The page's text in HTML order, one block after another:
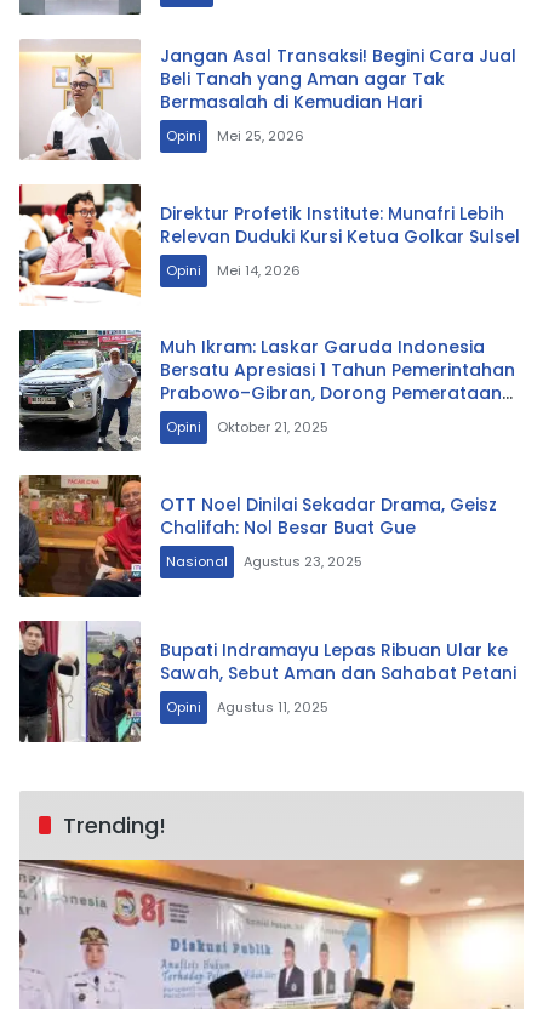
Jangan Asal Transaksi! Begini Cara Jual
Beli Tanah yang Aman agar Tak
Bermasalah di Kemudian Hari
Opini Mei 25, 2026
Direktur Profetik Institute: Munafri Lebih
Relevan Duduki Kursi Ketua Golkar Sulsel
Opini Mei 14, 2026
Muh Ikram: Laskar Garuda Indonesia
Bersatu Apresiasi 1 Tahun Pemerintahan
Prabowo–Gibran, Dorong Pemerataan
dan Kepastian Hukum
Opini Oktober 21, 2025
OTT Noel Dinilai Sekadar Drama, Geisz
Chalifah: Nol Besar Buat Gue
Nasional Agustus 23, 2025
Bupati Indramayu Lepas Ribuan Ular ke
Sawah, Sebut Aman dan Sahabat Petani
Opini Agustus 11, 2025
Trending!